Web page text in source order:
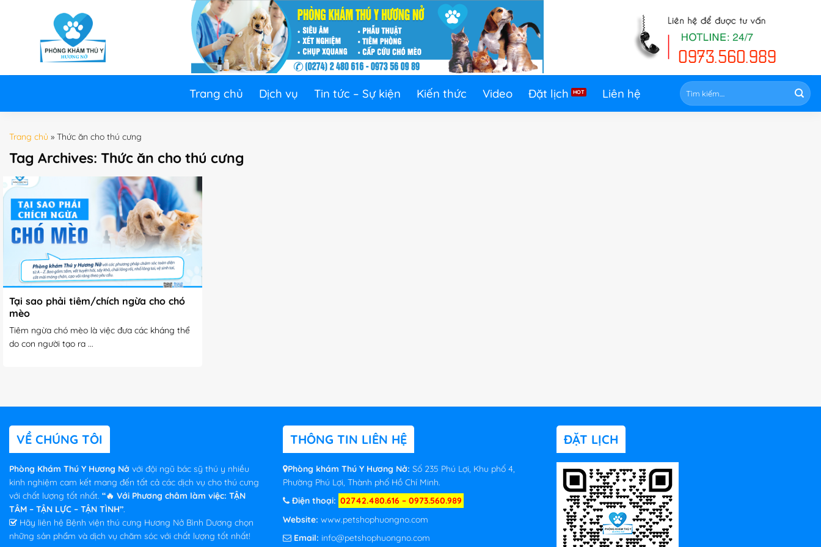
Trang chủ Dịch vụ Tin tức – Sự kiện Kiến thức Video Đặt lịch Liên hệ
Tìm
kiếm:
Trang chủ » Thức ăn cho thú cưng
Tag Archives: Thức ăn cho thú cưng
Tại sao phải tiêm/chích ngừa cho chó
mèo
Tiêm ngừa chó mèo là việc đưa các kháng thể
do con người tạo ra ...
VỀ CHÚNG TÔI
Phòng Khám Thú Y Hương Nở với đội ngũ bác sỹ thú y nhiều
kinh nghiệm cam kết mang đến tất cả các dịch vụ cho thú cưng
với chất lượng tốt nhất. “🔥 Với Phương châm làm việc: TẬN
TÂM – TẬN LỰC – TẬN TÌNH”.
Hãy liên hệ Bệnh viện thú cưng Hương Nở Bình Dương chọn
những sản phẩm và dịch vụ chăm sóc với chất lượng tốt nhất!
THÔNG TIN LIÊN HỆ
Phòng khám Thú Y Hương Nở: Số 235 Phú Lợi, Khu phố 4,
Phường Phú Lợi, Thành phố Hồ Chí Minh.
Điện thoại: 02742.480.616 – 0973.560.989
Website: www.petshophuongno.com
Email: info@petshophuongno.com
ĐẶT LỊCH